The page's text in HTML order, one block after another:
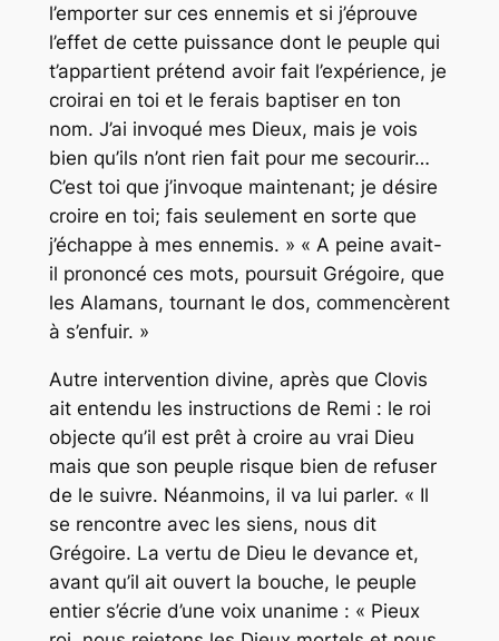
l’emporter sur ces ennemis et si j’éprouve
l’effet de cette puissance dont le peuple qui
t’appartient prétend avoir fait l’expérience, je
croirai en toi et le ferais baptiser en ton
nom. J’ai invoqué mes Dieux, mais je vois
bien qu’ils n’ont rien fait pour me secourir…
C’est toi que j’invoque maintenant; je désire
croire en toi; fais seulement en sorte que
j’échappe à mes ennemis. » « A peine avait-
il prononcé ces mots, poursuit Grégoire, que
les Alamans, tournant le dos, commencèrent
à s’enfuir. »
Autre intervention divine, après que Clovis
ait entendu les instructions de Remi : le roi
objecte qu’il est prêt à croire au vrai Dieu
mais que son peuple risque bien de refuser
de le suivre. Néanmoins, il va lui parler. « Il
se rencontre avec les siens, nous dit
Grégoire. La vertu de Dieu le devance et,
avant qu’il ait ouvert la bouche, le peuple
entier s’écrie d’une voix unanime : « Pieux